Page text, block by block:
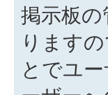
掲示板
ります
とでユ